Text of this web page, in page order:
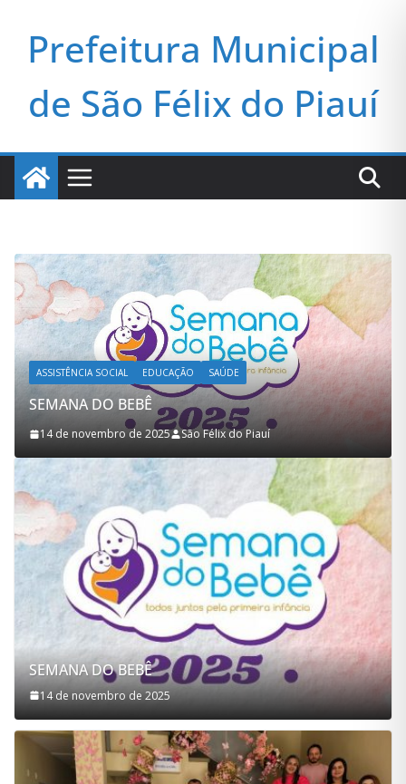
para
conteúdo
Prefeitura Municipal
de São Félix do Piauí
ADMINISTRAÇÃO GESTÃO NOTÍCIAS PREFEITURA
Dia D do Outubro Rosa
10 de outubro de 2025 São Félix do Piauí
SEMANA DO BEBÊ
14 de novembro de 2025